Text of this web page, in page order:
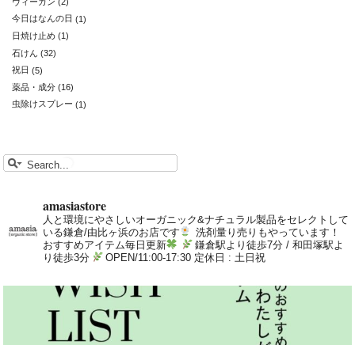
今日はなんの日 (1)
日焼け止め (1)
石けん (32)
祝日 (5)
薬品・成分 (16)
虫除けスプレー (1)
amasiastore
人と環境にやさしいオーガニック&ナチュラル製品をセレクトして
いる鎌倉/由比ヶ浜のお店です
洗剤量り売りもやっています！
おすすめアイテム毎日更新
鎌倉駅より徒歩7分 / 和田塚駅よ
り徒歩3分
OPEN/11:00-17:30 定休日 : 土日祝